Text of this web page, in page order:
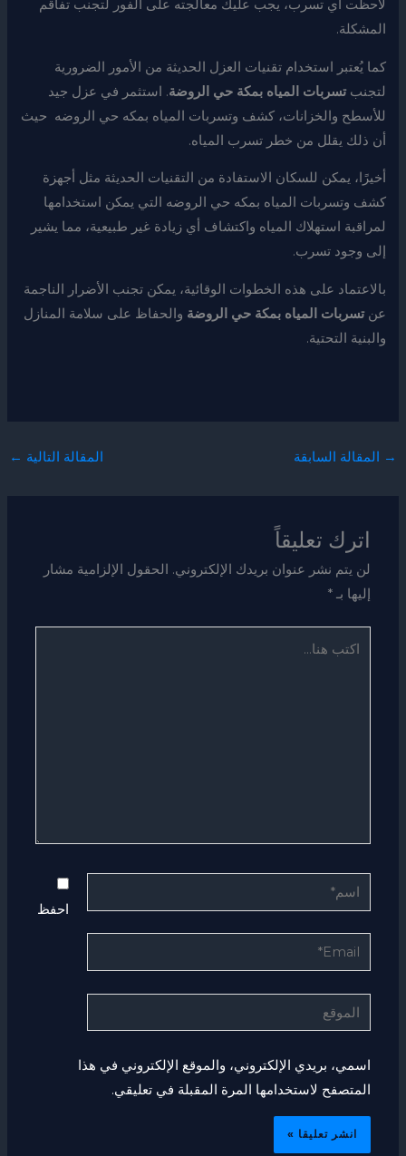
لاحظت أي تسرب، يجب عليك معالجته على الفور لتجنب تفاقم
المشكلة.
كما يُعتبر استخدام تقنيات العزل الحديثة من الأمور الضرورية
لتجنبتسربات المياه بمكة حي الروضة. استثمر في عزل جيد
للأسطح والخزانات، كشف وتسربات المياه بمكه حي الروضه حيث
أن ذلك يقلل من خطر تسرب المياه.
أخيرًا، يمكن للسكان الاستفادة من التقنيات الحديثة مثل أجهزة
كشف وتسربات المياه بمكه حي الروضه التي يمكن استخدامها
لمراقبة استهلاك المياه واكتشاف أي زيادة غير طبيعية، مما يشير
إلى وجود تسرب.
بالاعتماد على هذه الخطوات الوقائية، يمكن تجنب الأضرار الناجمة
عنتسربات المياه بمكة حي الروضة والحفاظ على سلامة المنازل
والبنية التحتية.
→ المقالة السابقة المقالة التالية ←
اترك تعليقاً
لن يتم نشر عنوان بريدك الإلكتروني. الحقول الإلزامية مشار
إليها بـ*
اسم*
Email*
الموقع
احفظ
اسمي، بريدي الإلكتروني، والموقع الإلكتروني في هذا
المتصفح لاستخدامها المرة المقبلة في تعليقي.